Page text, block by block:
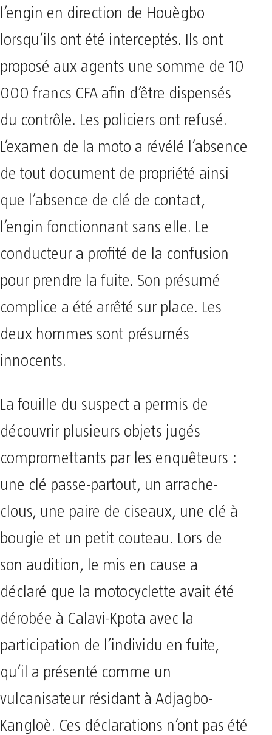
l’engin en direction de Houègbo
lorsqu’ils ont été interceptés. Ils ont
proposé aux agents une somme de 10
000 francs CFA afin d’être dispensés
du contrôle. Les policiers ont refusé.
L’examen de la moto a révélé l’absence
de tout document de propriété ainsi
que l’absence de clé de contact,
l’engin fonctionnant sans elle. Le
conducteur a profité de la confusion
pour prendre la fuite. Son présumé
complice a été arrêté sur place. Les
deux hommes sont présumés
innocents.
La fouille du suspect a permis de
découvrir plusieurs objets jugés
compromettants par les enquêteurs :
une clé passe-partout, un arrache-
clous, une paire de ciseaux, une clé à
bougie et un petit couteau. Lors de
son audition, le mis en cause a
déclaré que la motocyclette avait été
dérobée à Calavi-Kpota avec la
participation de l’individu en fuite,
qu’il a présenté comme un
vulcanisateur résidant à Adjagbo-
Kangloè. Ces déclarations n’ont pas été